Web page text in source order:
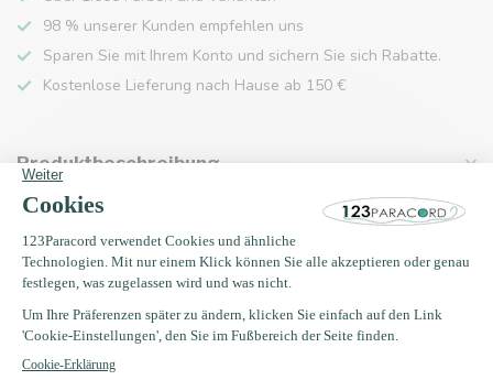
98 % unserer Kunden empfehlen uns
Sparen Sie mit Ihrem Konto und sichern Sie sich Rabatte.
Kostenlose Lieferung nach Hause ab 150 €
Produktbeschreibung
Eigenschaften
Zuletzt angesehen